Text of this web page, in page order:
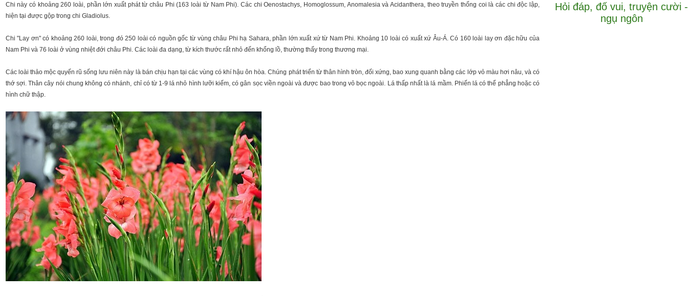
Hỏi đáp, đố vui, truyện cười -
ngụ ngôn
Chi này có khoảng 260 loài, phần lớn xuất phát từ châu Phi (163 loài từ Nam Phi). Các chi Oenostachys, Homoglossum, Anomalesia và Acidanthera, theo truyền thống coi là các chi độc lập,
hiện tại được gộp trong chi Gladiolus.
Chi "Lay ơn" có khoảng 260 loài, trong đó 250 loài có nguồn gốc từ vùng châu Phi hạ Sahara, phần lớn xuất xứ từ Nam Phi. Khoảng 10 loài có xuất xứ Âu-Á. Có 160 loài lay ơn đặc hữu của
Nam Phi và 76 loài ở vùng nhiệt đới châu Phi. Các loài đa dạng, từ kích thước rất nhỏ đến khổng lồ, thường thấy trong thương mại.
Các loài thảo mộc quyến rũ sống lưu niên này là bán chịu hạn tại các vùng có khí hậu ôn hòa. Chúng phát triển từ thân hình tròn, đối xứng, bao xung quanh bằng các lớp vỏ màu hơi nâu, và có
thớ sợi. Thân cây nói chung không có nhánh, chỉ có từ 1-9 lá nhỏ hình lưỡi kiếm, có gân sọc viền ngoài và được bao trong vỏ bọc ngoài. Lá thấp nhất là lá mầm. Phiến lá có thể phẳng hoặc có
hình chữ thập.